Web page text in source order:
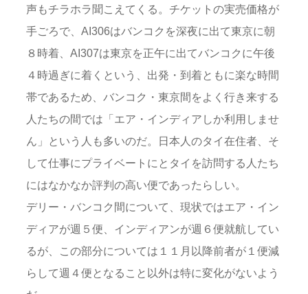
声もチラホラ聞こえてくる。チケットの実売価格が
手ごろで、AI306はバンコクを深夜に出て東京に朝
８時着、AI307は東京を正午に出てバンコクに午後
４時過ぎに着くという、出発・到着ともに楽な時間
帯であるため、バンコク・東京間をよく行き来する
人たちの間では「エア・インディアしか利用しませ
ん」という人も多いのだ。日本人のタイ在住者、そ
して仕事にプライベートにとタイを訪問する人たち
にはなかなか評判の高い便であったらしい。
デリー・バンコク間について、現状ではエア・イン
ディアが週５便、インディアンが週６便就航してい
るが、この部分については１１月以降前者が１便減
らして週４便となること以外は特に変化がないよう